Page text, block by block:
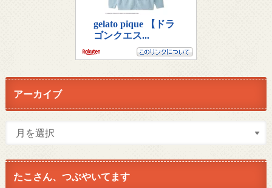
アーカイブ
たこさん、つぶやいてます